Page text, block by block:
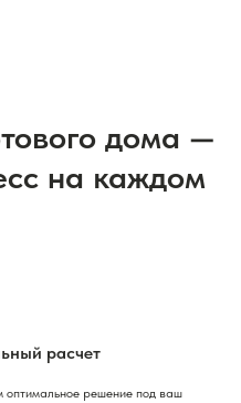
дома —
на каждом
расчет
решение под ваш